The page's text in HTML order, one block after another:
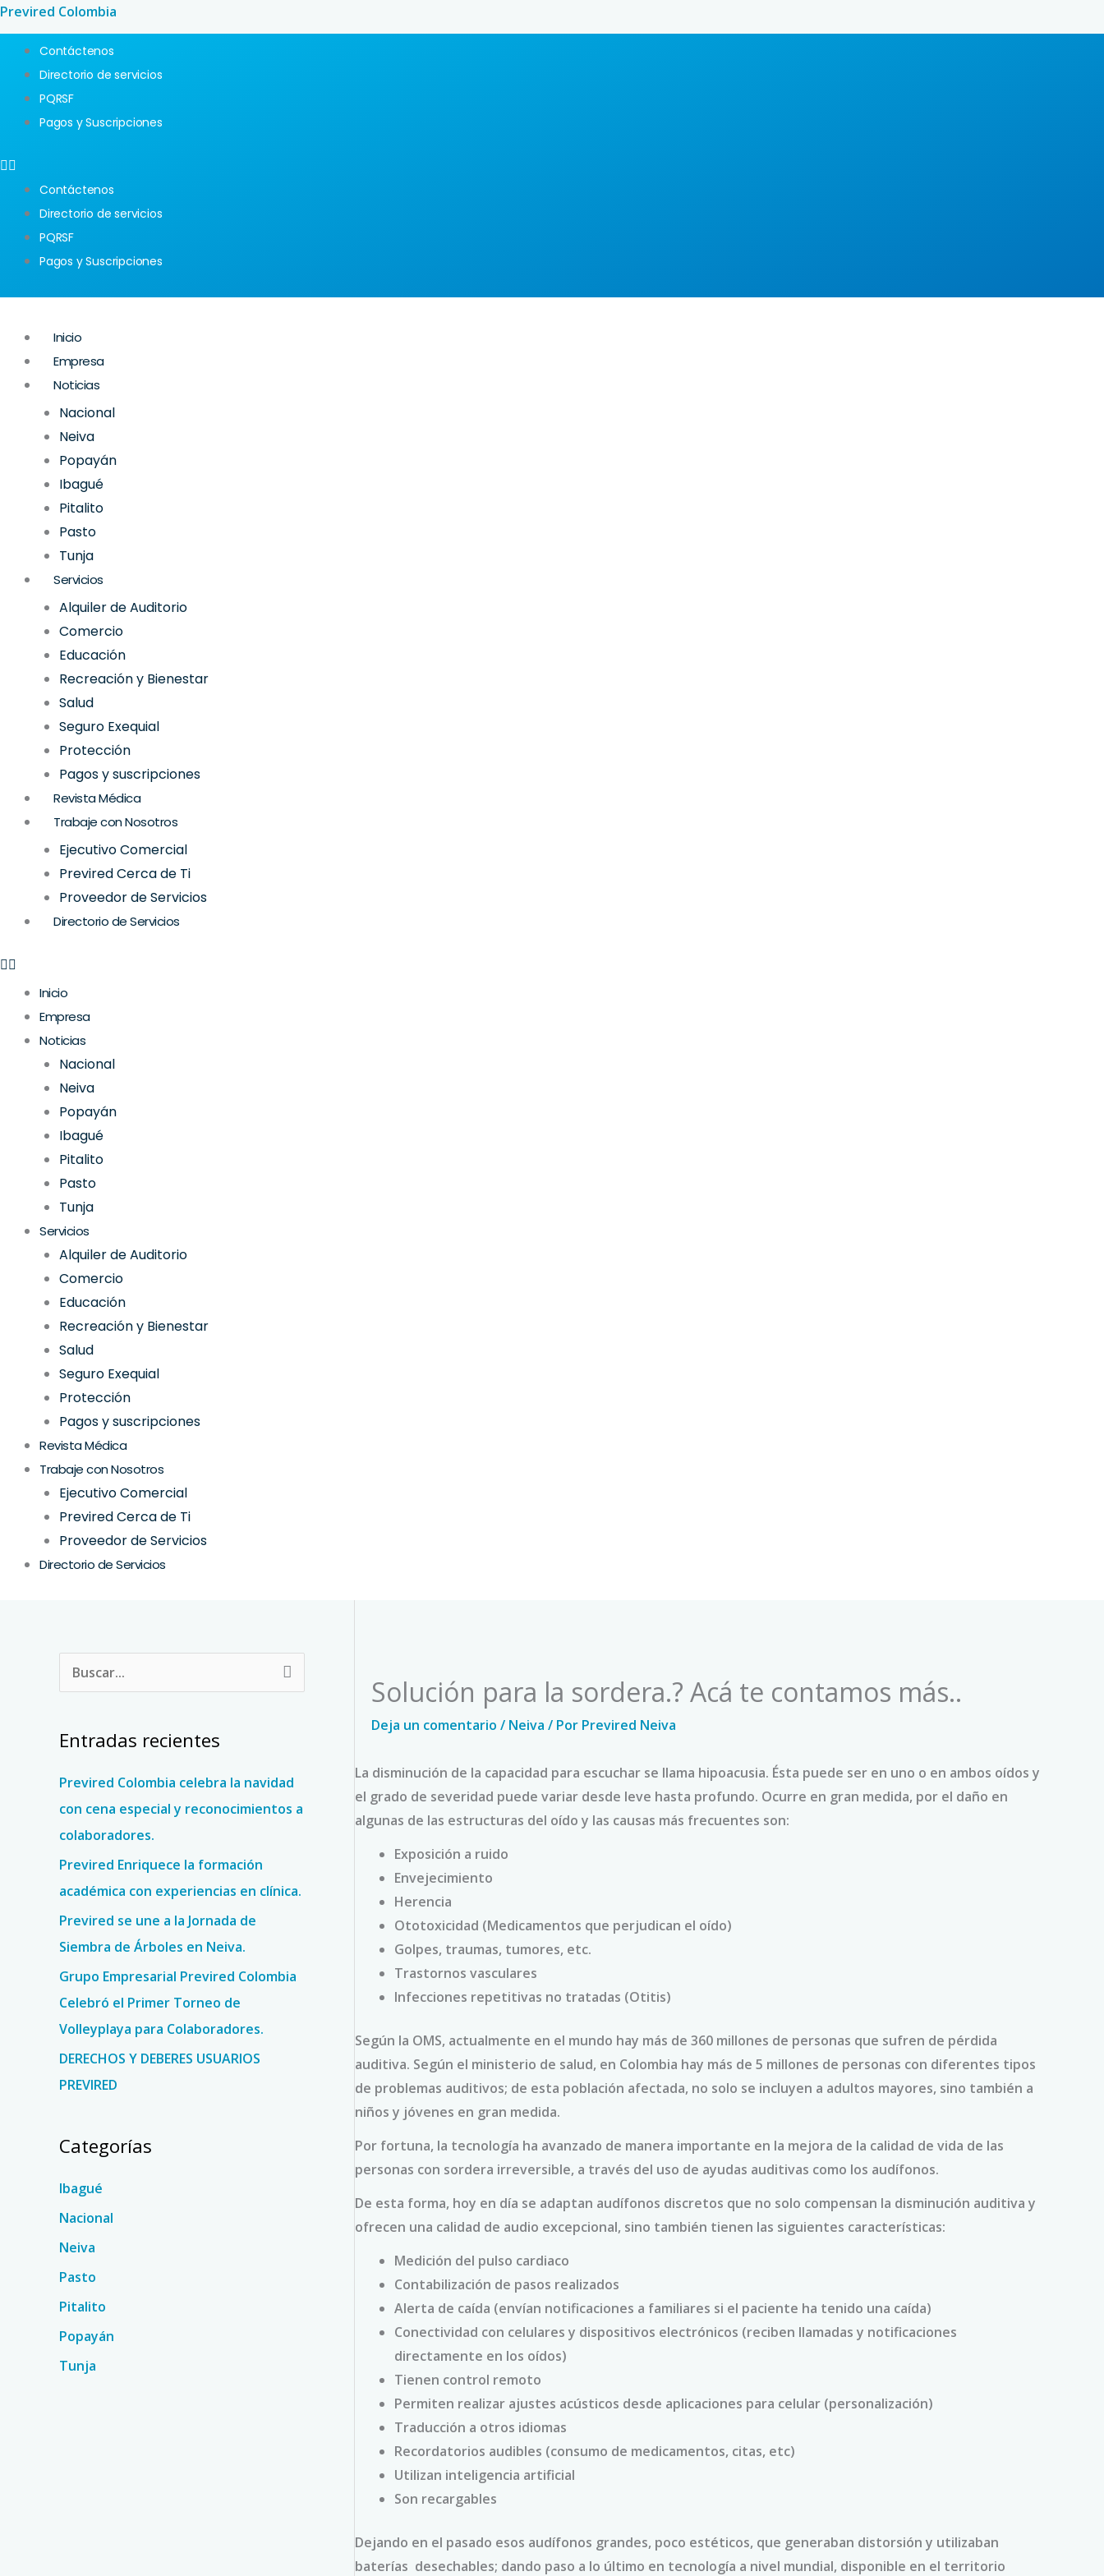
Ir
al
contenido
Previred Colombia
Contáctenos
Directorio de servicios
PQRSF
Pagos y Suscripciones
Contáctenos
Directorio de servicios
PQRSF
Pagos y Suscripciones
Inicio
Empresa
Noticias
Nacional
Neiva
Popayán
Ibagué
Pitalito
Pasto
Tunja
Servicios
Alquiler de Auditorio
Comercio
Educación
Recreación y Bienestar
Salud
Seguro Exequial
Protección
Pagos y suscripciones
Revista Médica
Trabaje con Nosotros
Ejecutivo Comercial
Previred Cerca de Ti
Proveedor de Servicios
Directorio de Servicios
Inicio
Empresa
Noticias
Nacional
Neiva
Popayán
Ibagué
Pitalito
Pasto
Tunja
Servicios
Alquiler de Auditorio
Comercio
Educación
Recreación y Bienestar
Salud
Seguro Exequial
Protección
Pagos y suscripciones
Revista Médica
Trabaje con Nosotros
Ejecutivo Comercial
Previred Cerca de Ti
Proveedor de Servicios
Directorio de Servicios
a
r
p
o
r
:
Entradas recientes
Previred Colombia celebra la navidad
con cena especial y reconocimientos a
colaboradores.
Previred Enriquece la formación
académica con experiencias en clínica.
Previred se une a la Jornada de
Siembra de Árboles en Neiva.
Grupo Empresarial Previred Colombia
Celebró el Primer Torneo de
Volleyplaya para Colaboradores.
DERECHOS Y DEBERES USUARIOS
PREVIRED
Categorías
Ibagué
Nacional
Neiva
Pasto
Pitalito
Popayán
Tunja
Solución para la sordera.? Acá te contamos más..
Deja un comentario / Neiva / Por Previred Neiva
La disminución de la capacidad para escuchar se llama hipoacusia. Ésta puede ser en uno o en ambos oídos y
el grado de severidad puede variar desde leve hasta profundo. Ocurre en gran medida, por el daño en
algunas de las estructuras del oído y las causas más frecuentes son:
Exposición a ruido
Envejecimiento
Herencia
Ototoxicidad (Medicamentos que perjudican el oído)
Golpes, traumas, tumores, etc.
Trastornos vasculares
Infecciones repetitivas no tratadas (Otitis)
Según la OMS, actualmente en el mundo hay más de 360 millones de personas que sufren de pérdida
auditiva. Según el ministerio de salud, en Colombia hay más de 5 millones de personas con diferentes tipos
de problemas auditivos; de esta población afectada, no solo se incluyen a adultos mayores, sino también a
niños y jóvenes en gran medida.
Por fortuna, la tecnología ha avanzado de manera importante en la mejora de la calidad de vida de las
personas con sordera irreversible, a través del uso de ayudas auditivas como los audífonos.
De esta forma, hoy en día se adaptan audífonos discretos que no solo compensan la disminución auditiva y
ofrecen una calidad de audio excepcional, sino también tienen las siguientes características:
Medición del pulso cardiaco
Contabilización de pasos realizados
Alerta de caída (envían notificaciones a familiares si el paciente ha tenido una caída)
Conectividad con celulares y dispositivos electrónicos (reciben llamadas y notificaciones
directamente en los oídos)
Tienen control remoto
Permiten realizar ajustes acústicos desde aplicaciones para celular (personalización)
Traducción a otros idiomas
Recordatorios audibles (consumo de medicamentos, citas, etc)
Utilizan inteligencia artificial
Son recargables
Dejando en el pasado esos audífonos grandes, poco estéticos, que generaban distorsión y utilizaban
baterías desechables; dando paso a lo último en tecnología a nivel mundial, disponible en el territorio